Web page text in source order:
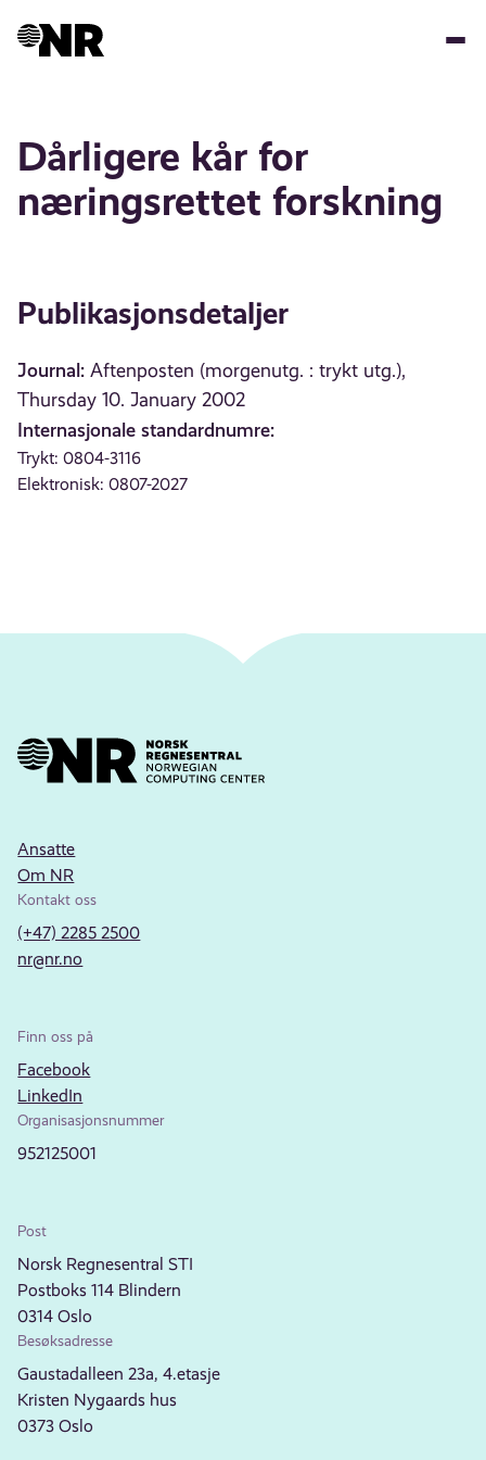
Dårligere kår for
næringsrettet forskning
Publikasjonsdetaljer
Journal: Aftenposten (morgenutg. : trykt utg.),
Thursday 10. January 2002
Internasjonale standardnumre:
Trykt: 0804-3116
Elektronisk: 0807-2027
Ansatte
Om NR
Kontakt oss
(+47) 2285 2500
nr@nr.no
Finn oss på
Facebook
LinkedIn
Organisasjonsnummer
952125001
Post
Norsk Regnesentral STI
Postboks 114 Blindern
0314 Oslo
Besøksadresse
Gaustadalleen 23a, 4.etasje
Kristen Nygaards hus
0373 Oslo